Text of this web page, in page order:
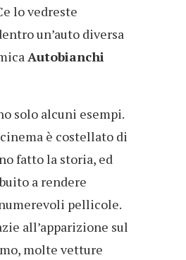
lo vedreste
un’auto diversa
Autobianchi
solo alcuni esempi.
è costellato di
fatto la storia, ed
a rendere
pellicole.
all’apparizione sul
molte vetture